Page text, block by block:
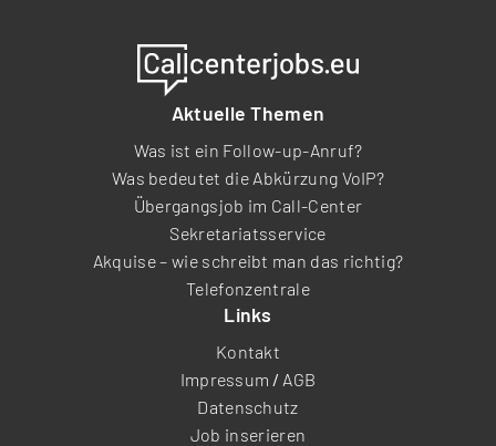
Aktuelle Themen
Was ist ein Follow-up-Anruf?
Was bedeutet die Abkürzung VoIP?
Übergangsjob im Call-Center
Sekretariatsservice
Akquise – wie schreibt man das richtig?
Telefonzentrale
Links
Kontakt
Impressum / AGB
Datenschutz
Job inserieren